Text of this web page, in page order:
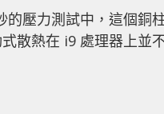
壓力測試中，這個銅
散熱在 i9 處理器上並